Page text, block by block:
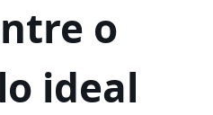
o
ideal